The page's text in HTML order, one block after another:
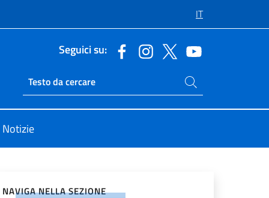
IT
Seguici su:
Ricerca sito live
Cerca nel sito
Notizie
NAVIGA NELLA SEZIONE